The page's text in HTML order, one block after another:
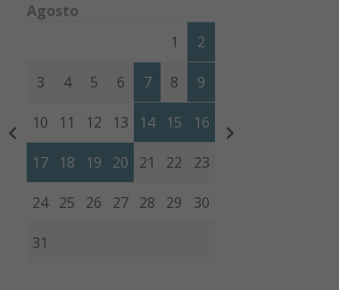
Agosto
Miércoles Jueves
1 2
3 4 5 6 7 8 9
10 11 12 13 14 15 16
17 18 19 20 21 22 23
24 25 26 27 28 29 30
31